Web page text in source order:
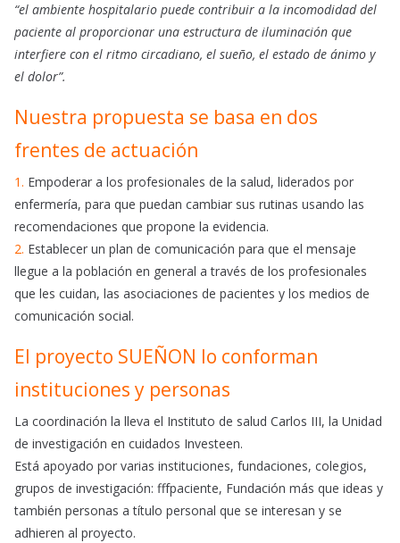
“el ambiente hospitalario puede contribuir a la incomodidad del
paciente al proporcionar una estructura de iluminación que
interfiere con el ritmo circadiano, el sueño, el estado de ánimo y
el dolor”.
Nuestra propuesta se basa en dos
frentes de actuación
1. Empoderar a los profesionales de la salud, liderados por
enfermería, para que puedan cambiar sus rutinas usando las
recomendaciones que propone la evidencia.
2. Establecer un plan de comunicación para que el mensaje
llegue a la población en general a través de los profesionales
que les cuidan, las asociaciones de pacientes y los medios de
comunicación social.
El proyecto SUEÑON lo conforman
instituciones y personas
La coordinación la lleva el Instituto de salud Carlos III, la Unidad
de investigación en cuidados Investeen.
Está apoyado por varias instituciones, fundaciones, colegios,
grupos de investigación: fffpaciente, Fundación más que ideas y
también personas a título personal que se interesan y se
adhieren al proyecto.